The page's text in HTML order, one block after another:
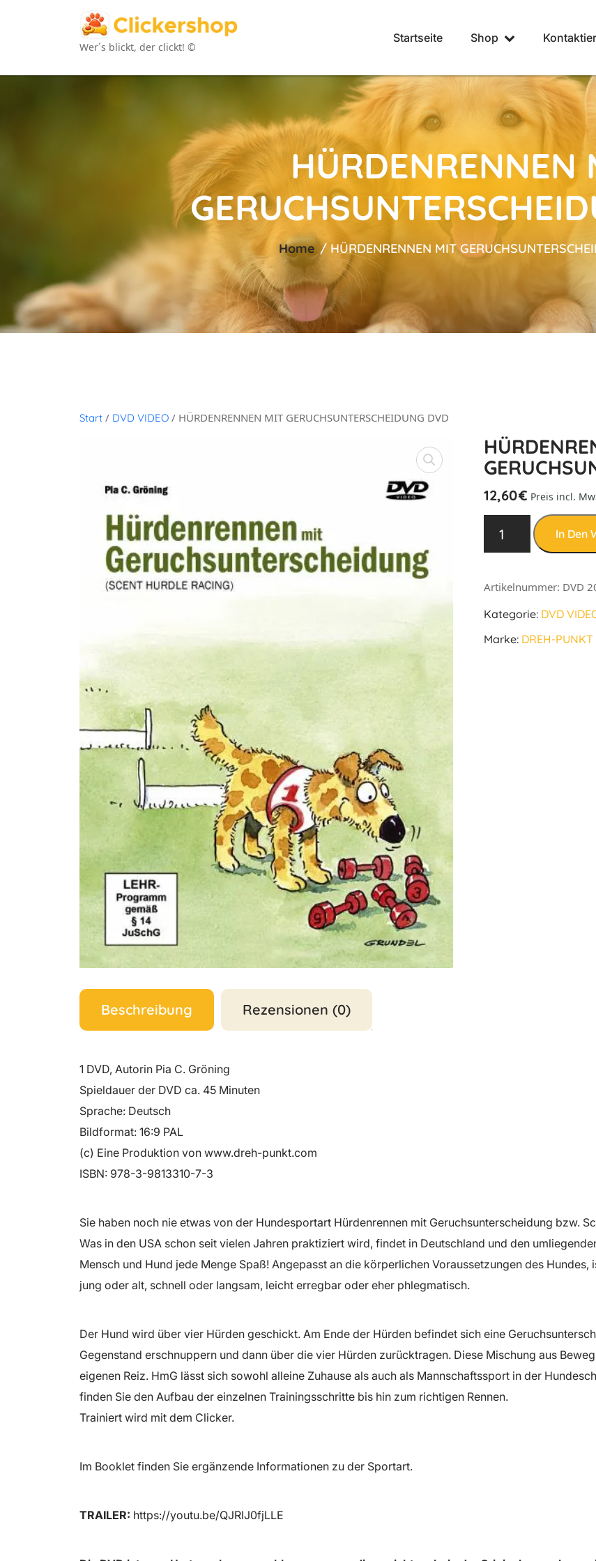
Wer´s blickt, der clickt! ©
Startseite Shop
HÜRDENRENNEN
Home / HÜRDENRENNEN MIT
Start / DVD VIDEO / HÜRDENRENNEN MIT GERUCHSUNTERSCHEIDUNG DVD
12,60€ Preis incl.
In Den
Artikelnummer: DVD
Kategorie: DVD
Marke: DREH-PUNKT
Beschreibung Rezensionen (0)
1 DVD, Autorin Pia C. Gröning
Spieldauer der DVD ca. 45 Minuten
Sprache: Deutsch
Bildformat: 16:9 PAL
(c) Eine Produktion von www.dreh-punkt.com
ISBN: 978-3-9813310-7-3
Sie haben noch nie etwas von der Hundesportart Hürdenrennen mit Geruchsunterscheidung bzw.
Was in den USA schon seit vielen Jahren praktiziert wird, findet in Deutschland und den
Mensch und Hund jede Menge Spaß! Angepasst an die körperlichen Voraussetzungen des
jung oder alt, schnell oder langsam, leicht erregbar oder eher phlegmatisch.
Der Hund wird über vier Hürden geschickt. Am Ende der Hürden befindet sich eine
Gegenstand erschnuppern und dann über die vier Hürden zurücktragen. Diese Mischung aus
eigenen Reiz. HmG lässt sich sowohl alleine Zuhause als auch als Mannschaftssport in der
finden Sie den Aufbau der einzelnen Trainingsschritte bis hin zum richtigen Rennen.
Trainiert wird mit dem Clicker.
Im Booklet finden Sie ergänzende Informationen zu der Sportart.
TRAILER: https://youtu.be/QJRlJ0fjLLE